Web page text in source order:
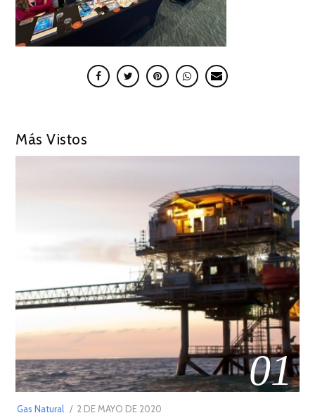
Más Vistos
01
Gas Natural
POSTED
2 DE MAYO DE 2020